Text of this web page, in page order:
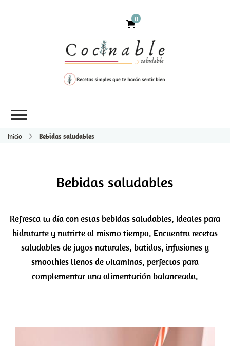
0
Inicio Bebidas saludables
Bebidas saludables
Refresca tu día con estas bebidas saludables, ideales para
hidratarte y nutrirte al mismo tiempo. Encuentra recetas
saludables de jugos naturales, batidos, infusiones y
smoothies llenos de vitaminas, perfectos para
complementar una alimentación balanceada.